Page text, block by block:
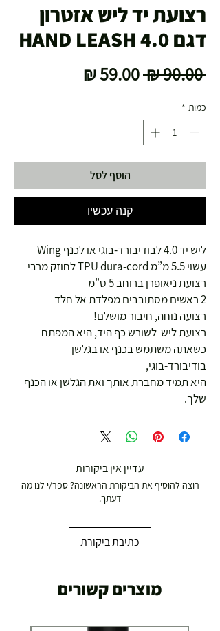
רצועת יד ליש אזטרון
דגם HAND LEASH 4.0
‏90.00 ‏₪
מחיר
כמות *
הוסף לסל
קנה עכשיו
ליש יד 4.0 לבודיבורד-בוגי או לכנף Wing
עשוי 5.5 מ”מ TPU dura-cord לחוזק מרבי
רצועת ניאופרן ברוחב 5 ס”מ
2 ראשים מסתובבים מפלדת אל חלד
רצועה נוחה, חיבור מושלם!
רצועת ליש לשורש כף היד, היא המפתח
כשאתה משתמש בכנף או בגלשן
בודיבורד-בוגי,
היא תמיד מחברת אותך ואת הגלשן או הכנף
שלך.
עדיין אין ביקורות
רוצה להוסיף את הביקורת הראשונה? ספר/י לנו מה
דעתך.
כתיבת ביקורת
מוצרים קשורים